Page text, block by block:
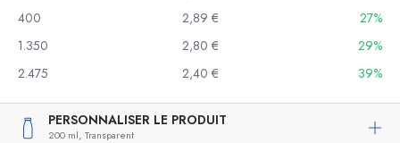
400
2,89 €
27%
1.350
2,80 €
29%
2.475
2,40 € 39%
PERSONNALISER LE PRODUIT
200 ml, Transparent